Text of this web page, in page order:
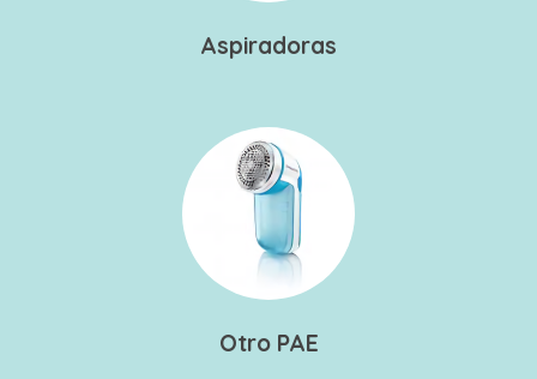
Aspiradoras
Otro PAE